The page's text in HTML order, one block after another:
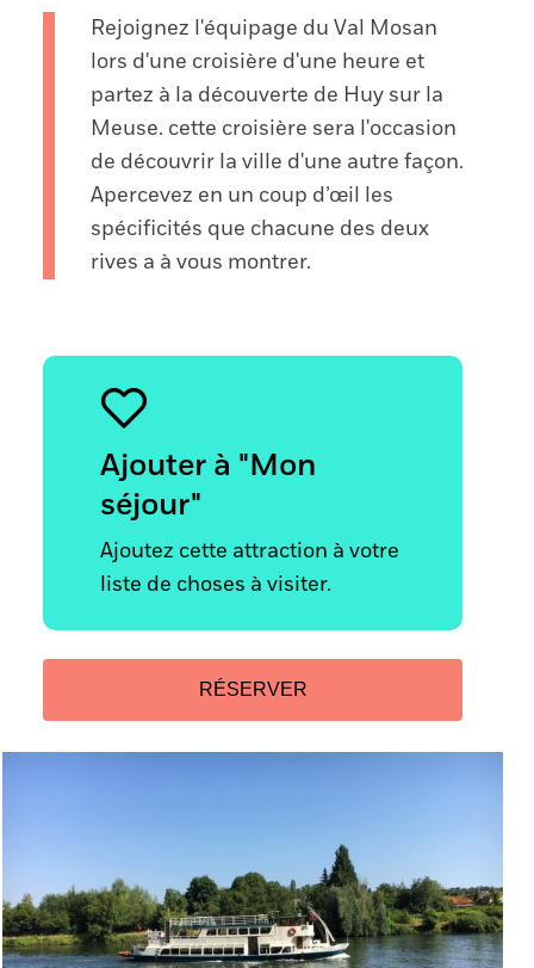
Rejoignez l'équipage du Val Mosan
lors d'une croisière d'une heure et
partez à la découverte de Huy sur la
Meuse. cette croisière sera l'occasion
de découvrir la ville d'une autre façon.
Apercevez en un coup d’œil les
spécificités que chacune des deux
rives a à vous montrer.
Ajouter à "Mon
séjour"
Ajoutez cette attraction à votre
liste de choses à visiter.
RÉSERVER